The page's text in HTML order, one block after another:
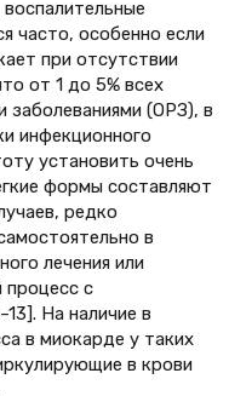
часто, особенно если
при отсутствии
от 1 до 5% всех
(ОРЗ), в
инфекционного
установить очень
формы составляют
редко
в
лечения или
процесс с
На наличие в
в миокарде у таких
в крови